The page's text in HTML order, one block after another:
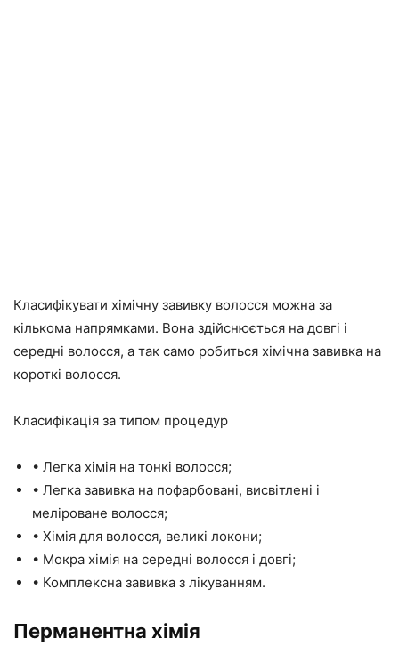
Класифікувати хімічну завивку волосся можна за
кількома напрямками. Вона здійснюється на довгі і
середні волосся, а так само робиться хімічна завивка на
короткі волосся.
Класифікація за типом процедур
• Легка хімія на тонкі волосся;
• Легка завивка на пофарбовані, висвітлені і
меліроване волосся;
• Хімія для волосся, великі локони;
• Мокра хімія на середні волосся і довгі;
• Комплексна завивка з лікуванням.
Перманентна хімія